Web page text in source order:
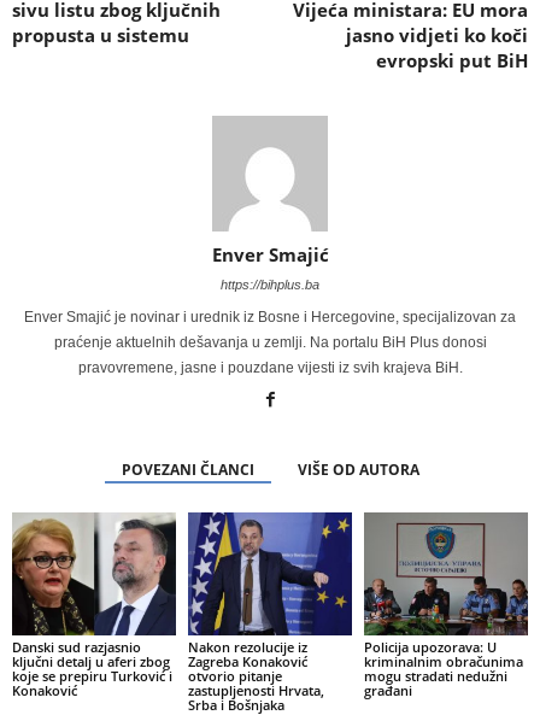
sivu listu zbog ključnih
propusta u sistemu
Vijeća ministara: EU mora
jasno vidjeti ko koči
evropski put BiH
Enver Smajić
https://bihplus.ba
Enver Smajić je novinar i urednik iz Bosne i Hercegovine, specijalizovan za
praćenje aktuelnih dešavanja u zemlji. Na portalu BiH Plus donosi
pravovremene, jasne i pouzdane vijesti iz svih krajeva BiH.
POVEZANI ČLANCI VIŠE OD AUTORA
Danski sud razjasnio
ključni detalj u aferi zbog
koje se prepiru Turković i
Konaković
Nakon rezolucije iz
Zagreba Konaković
otvorio pitanje
zastupljenosti Hrvata,
Srba i Bošnjaka
Policija upozorava: U
kriminalnim obračunima
mogu stradati nedužni
građani